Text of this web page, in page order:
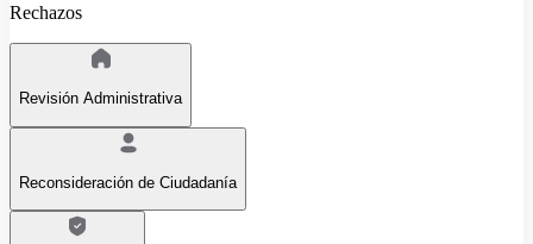
Rechazos
Revisión Administrativa
Reconsideración de Ciudadanía